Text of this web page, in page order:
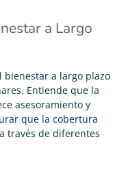
a Largo
bienestar a largo plazo
Entiende que la
asesoramiento y
que la cobertura
través de diferentes